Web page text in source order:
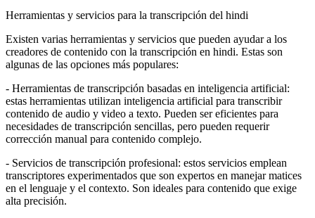
Herramientas y servicios para la transcripción del hindi
Existen varias herramientas y servicios que pueden ayudar a los
creadores de contenido con la transcripción en hindi. Estas son
algunas de las opciones más populares:
- Herramientas de transcripción basadas en inteligencia artificial:
estas herramientas utilizan inteligencia artificial para transcribir
contenido de audio y video a texto. Pueden ser eficientes para
necesidades de transcripción sencillas, pero pueden requerir
corrección manual para contenido complejo.
- Servicios de transcripción profesional: estos servicios emplean
transcriptores experimentados que son expertos en manejar matices
en el lenguaje y el contexto. Son ideales para contenido que exige
alta precisión.